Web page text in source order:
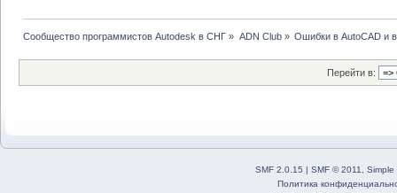
Сообщество программистов Autodesk в СНГ » ADN Club» Ошибки в AutoCAD и
Перейти в:
SMF 2.0.15 | SMF © 2011
Simple
Политика